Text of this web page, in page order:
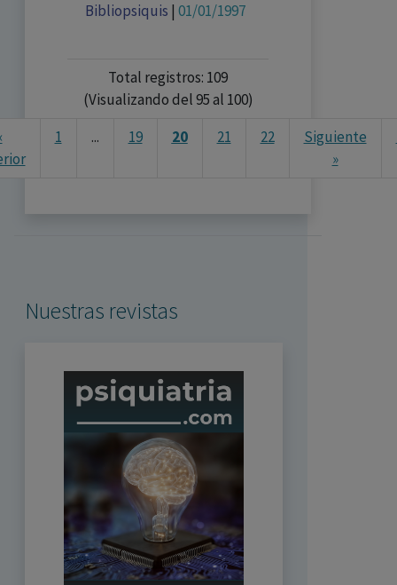
Bibliopsiquis | 01/01/1997
Total registros: 109
(Visualizando del 95 al 100)
1 ... 19 20 21 22
Siguiente
»
Nuestras revistas